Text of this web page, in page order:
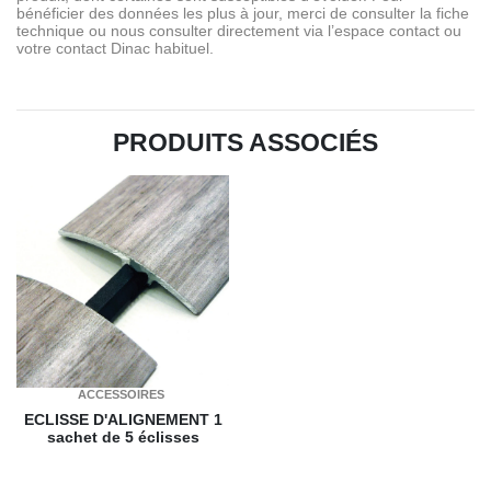
bénéficier des données les plus à jour, merci de consulter la fiche
technique ou nous consulter directement via l’espace contact ou
votre contact Dinac habituel.
PRODUITS ASSOCIÉS
ACCESSOIRES
ECLISSE D'ALIGNEMENT1
sachet de 5 éclisses